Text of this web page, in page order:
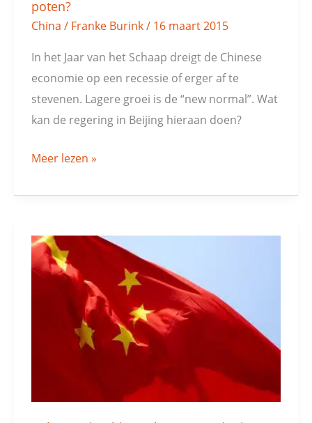
poten?
China / Franke Burink/ 16 maart 2015
In het Jaar van het Schaap dreigt de Chinese
economie op een recessie of erger af te
stevenen. Lagere groei is de “new normal”. Wat
kan de regering in Beijing hieraan doen?
Meer lezen »
Beleggen
in
Chinese
levensverzekeringen